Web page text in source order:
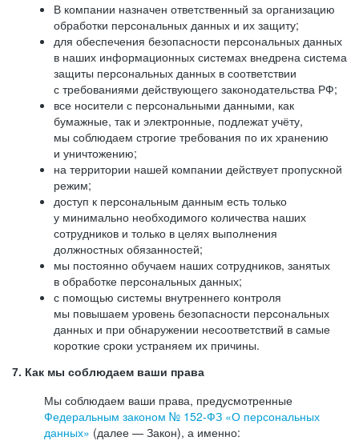
В компании назначен ответственный за организацию
обработки персональных данных и их защиту;
для обеспечения безопасности персональных данных
в наших информационных системах внедрена система
защиты персональных данных в соответствии
с требованиями действующего законодательства РФ;
все носители с персональными данными, как
бумажные, так и электронные, подлежат учёту,
мы соблюдаем строгие требования по их хранению
и уничтожению;
на территории нашей компании действует пропускной
режим;
доступ к персональным данным есть только
у минимально необходимого количества наших
сотрудников и только в целях выполнения
должностных обязанностей;
мы постоянно обучаем наших сотрудников, занятых
в обработке персональных данных;
с помощью системы внутреннего контроля
мы повышаем уровень безопасности персональных
данных и при обнаружении несоответствий в самые
короткие сроки устраняем их причины.
7. Как мы соблюдаем ваши права
Мы соблюдаем ваши права, предусмотренные
Федеральным законом № 152-ФЗ «О персональных
данных» (далее — Закон), а именно: